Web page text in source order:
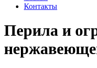
Контакты
Перила и